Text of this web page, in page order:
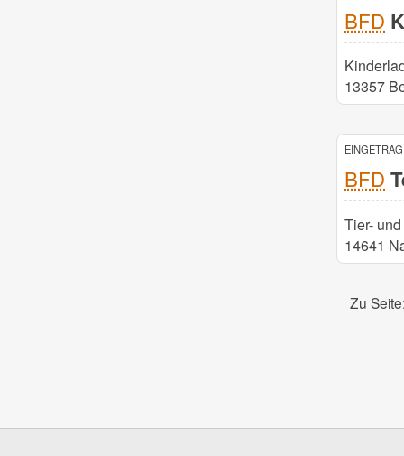
BFD
13357
BFD
Tier-
14641
Zu